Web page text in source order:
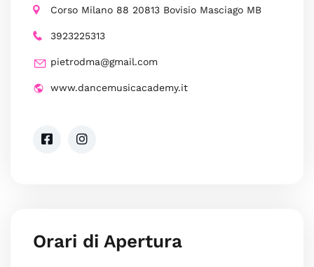
Corso Milano 88 20813 Bovisio Masciago MB
3923225313
pietrodma@gmail.com
www.dancemusicacademy.it
Orari di Apertura